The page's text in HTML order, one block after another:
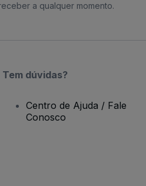
a qualquer momento.
Tem dúvidas?
Centro de Ajuda / Fale
Conosco